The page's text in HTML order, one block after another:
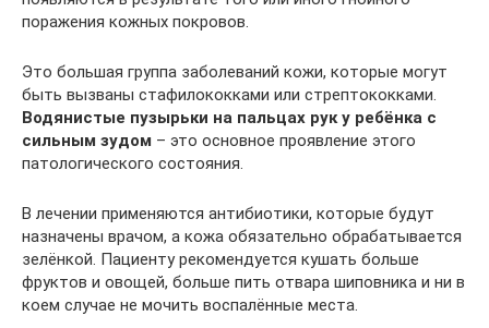
поражения кожных покровов.
Это большая группа заболеваний кожи, которые могут
быть вызваны стафилококками или стрептококками.
Водянистые пузырьки на пальцах рук у ребёнка с
сильным зудом – это основное проявление этого
патологического состояния.
В лечении применяются антибиотики, которые будут
назначены врачом, а кожа обязательно обрабатывается
зелёнкой. Пациенту рекомендуется кушать больше
фруктов и овощей, больше пить отвара шиповника и ни в
коем случае не мочить воспалённые места.